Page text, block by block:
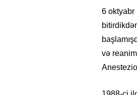
6 oktyabr
və